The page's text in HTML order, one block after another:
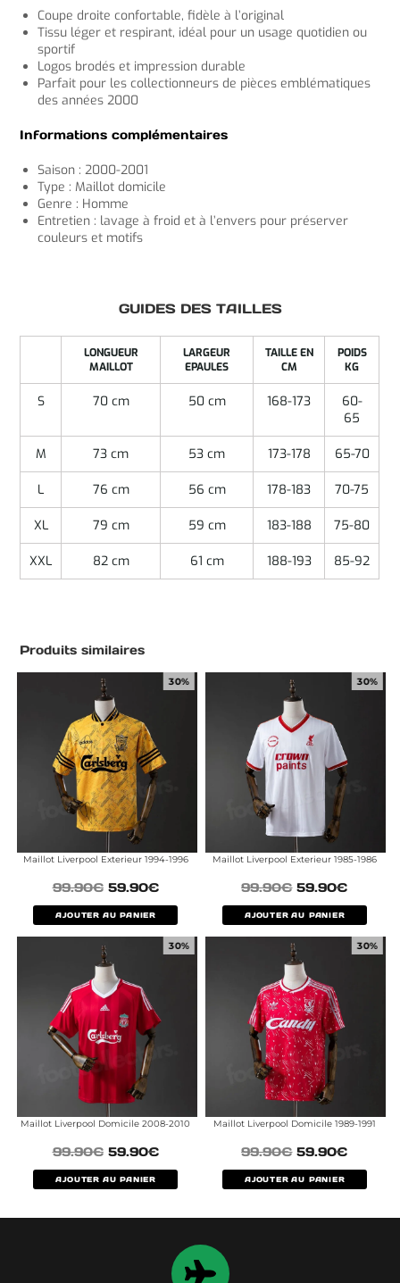
Coupe droite confortable, fidèle à l’original
Tissu léger et respirant, idéal pour un usage quotidien ou
sportif
Logos brodés et impression durable
Parfait pour les collectionneurs de pièces emblématiques
des années 2000
Informations complémentaires
Saison : 2000-2001
Type : Maillot domicile
Genre : Homme
Entretien : lavage à froid et à l’envers pour préserver
couleurs et motifs
GUIDES DES TAILLES
LONGUEUR
MAILLOT
LARGEUR
EPAULES
TAILLE EN
CM
POIDS
KG
S 70 cm 50 cm 168-173
60-
65
M 73 cm 53 cm 173-178 65-70
L 76 cm 56 cm 178-183 70-75
XL 79 cm 59 cm 183-188 75-80
XXL 82 cm 61 cm 188-193 85-92
Produits similaires
30%
Maillot Liverpool Exterieur 1994-1996
99.90€ 59.90€
AJOUTER AU PANIER
30%
Maillot Liverpool Exterieur 1985-1986
99.90€ 59.90€
AJOUTER AU PANIER
30%
Maillot Liverpool Domicile 2008-2010
99.90€ 59.90€
AJOUTER AU PANIER
30%
Maillot Liverpool Domicile 1989-1991
99.90€ 59.90€
AJOUTER AU PANIER